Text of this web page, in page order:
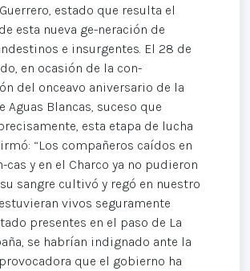
estado que resulta el
esta nueva ge-neración de
e insurgentes. El 28 de
en ocasión de la con-
del onceavo aniversario de la
Aguas Blancas, suceso que
esta etapa de lucha
“Los compañeros caídos en
cas y en el Charco ya no pudieron
sangre cultivó y regó en nuestro
vivos seguramente
presentes en el paso de La
se habrían indignado ante la
que el gobierno ha